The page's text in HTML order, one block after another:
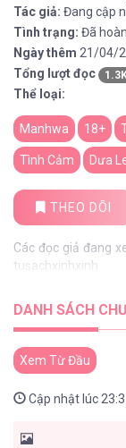
Tác giả: Đang cập
Tình trạng: Đã
Ngày thêm 21/04/
Tổng lượt đọc
Thể loại:
Manhwa 18+
Tình Cảm Dưa
THEO DÕI
Các đọc giả đang
tusachxinhxinh
DANH SÁCH
Xem Từ Đầu
Cập nhật lúc